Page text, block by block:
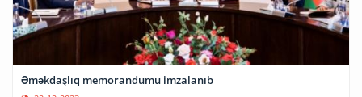
Əməkdaşlıq memorandumu imzalanıb